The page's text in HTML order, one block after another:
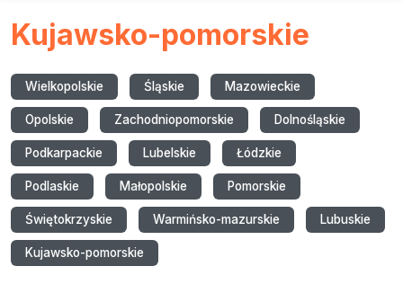
Kujawsko-pomorskie
Wielkopolskie Śląskie Mazowieckie
Opolskie Zachodniopomorskie Dolnośląskie
Podkarpackie Lubelskie Łódzkie
Podlaskie Małopolskie Pomorskie
Świętokrzyskie Warmińsko-mazurskie Lubuskie
Kujawsko-pomorskie